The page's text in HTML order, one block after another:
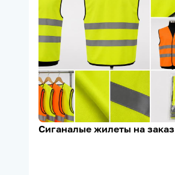
Сиганалые жилеты на заказ